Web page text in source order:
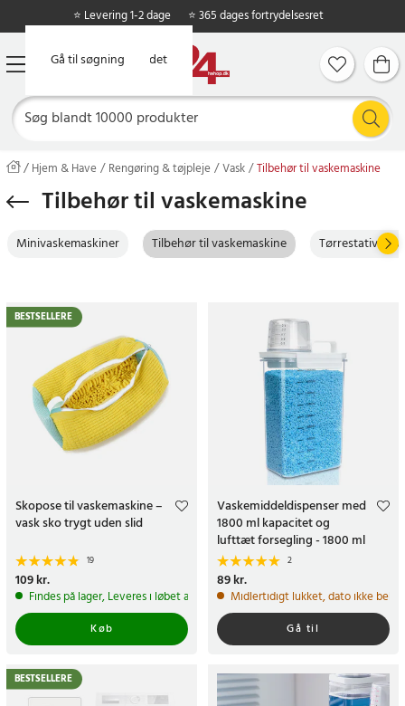
Gå til hovedindholdet
Gå til søgning
⭐ Levering 1-2 dage ⭐ 365 dages fortrydelsesret
Hjem & Have Rengøring & tøjpleje Vask Tilbehør til vaskemaskine
Tilbehør til vaskemaskine
Minivaskemaskiner Tilbehør til vaskemaskine Tørrestativer
BESTSELLERE
Skopose til vaskemaskine –
vask sko trygt uden slid
19
Pris:109 kr.
109 kr.
Findes på lager, Leveres i løbet af 1-2 hverdage
Køb
Vaskemiddeldispenser med
1800 ml kapacitet og
lufttæt forsegling - 1800 ml
2
Pris:89 kr.
89 kr.
Midlertidigt lukket, dato ikke
Gå til
BESTSELLERE